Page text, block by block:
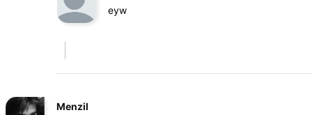
eyw
Menzil